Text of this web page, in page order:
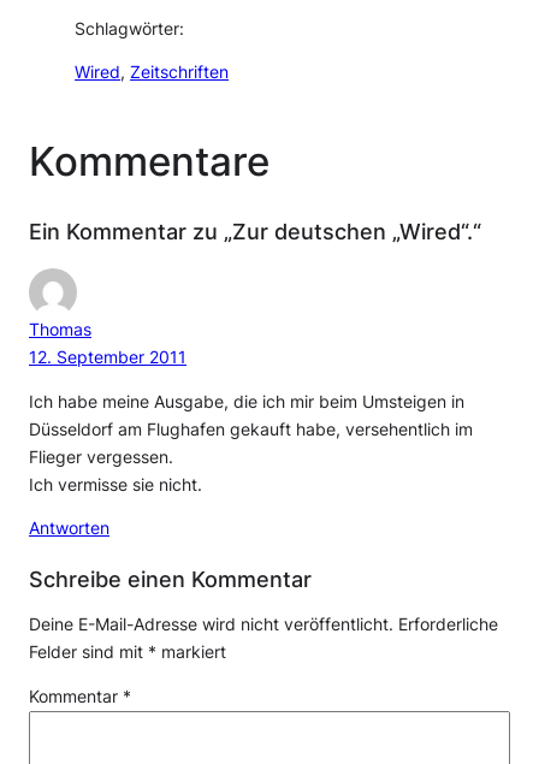
Schlagwörter:
Wired, Zeitschriften
Kommentare
Ein Kommentar zu „Zur deutschen „Wired“.“
Thomas
12. September 2011
Ich habe meine Ausgabe, die ich mir beim Umsteigen in
Düsseldorf am Flughafen gekauft habe, versehentlich im
Flieger vergessen.
Ich vermisse sie nicht.
Antworten
Schreibe einen Kommentar
Deine E-Mail-Adresse wird nicht veröffentlicht. Erforderliche
Felder sind mit * markiert
Kommentar *